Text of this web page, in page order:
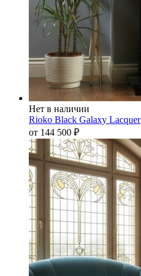
Нет в наличии
Rioko Black Galaxy Lacquer
от 144 500 ₽